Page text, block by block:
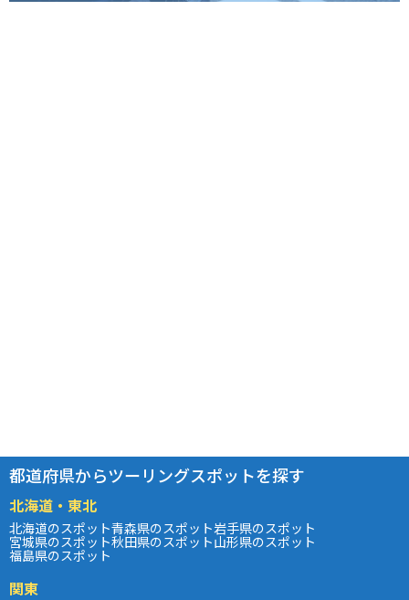
都道府県からツーリングスポットを探す
北海道・東北
北海道のスポット青森県のスポット岩手県のスポット
宮城県のスポット秋田県のスポット山形県のスポット
福島県のスポット
関東